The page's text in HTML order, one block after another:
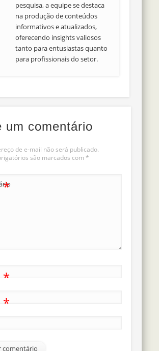
pesquisa, a equipe se destaca
na produção de conteúdos
informativos e atualizados,
oferecendo insights valiosos
tanto para entusiastas quanto
para profissionais do setor.
um comentário
de e-mail não será publicado.
são marcados com *
*
*
*